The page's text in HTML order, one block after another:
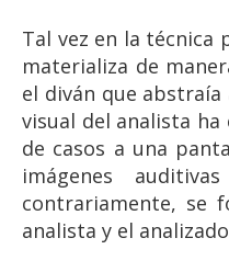
Tal vez en la técnica
materializa de
el diván que
visual del analista
de casos a una
imágenes
contrariamente, se
analista y el